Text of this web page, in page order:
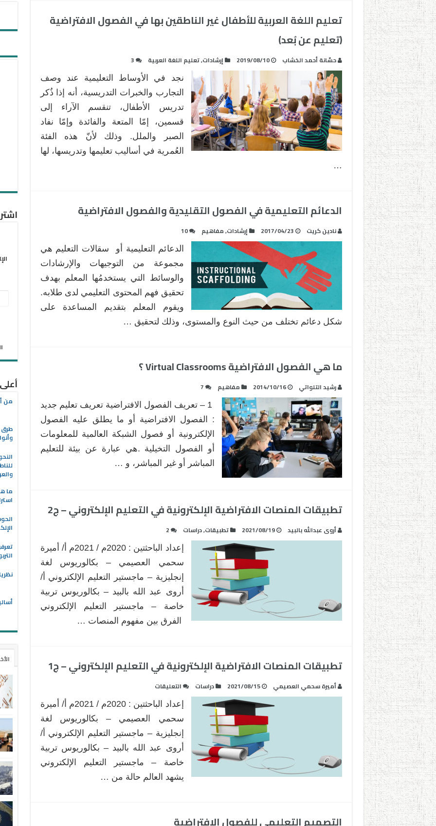
تعليم اللغة العربية للأطفال غير الناطقين بها في الفصول الافتراضية
(تعليم عن بُعد)
حسّانة أحمد الخشاب 2019/08/10 إرشادات,تعليم اللغة العربية 3
نجد في الأوساط التعليمية عند وصف
التجارب والخبرات التدريسية، أنه إذا ذُكر
تدريس الأطفال، تنقسم الآراء إلى
قسمين، إمّا المتعة والفائدة وإمّا نفاد
الصبر والملل. وذلك لأنّ هذه الفئة
العُمرية في أساليب تعليمها وتدريسها، لها
…
الدعائم التعليمية في الفصول التقليدية والفصول الافتراضية
نادين كريت 2017/04/23 إرشادات,مفاهيم 10
الدعائم التعليمية أو سقالات التعليم هي
مجموعة من التوجيهات والإرشادات
والوسائط التي يستخدمُها المعلم بهدف
تحقيق فهم المحتوى التعليمي لدى طلابه.
ويقوم المعلم بتقديم المساعدة على
شكل دعائم تختلف من حيث النوع والمستوى، وذلك لتحقيق …
ما هي الفصول الافتراضية Virtual Classrooms ؟
رشيد التلواتي 2014/10/16 مفاهيم 7
1 – تعريف الفصول الافتراضية تعريف تعليم جديد
: الفصول الافتراضية أو ما يطلق عليه الفصول
الإلكترونية أو فصول الشبكة العالمية للمعلومات
أو الفصول التخيلية .هي عبارة عن بيئة للتعليم
المباشر أو غير المباشر، و …
تطبيقات المنصات الافتراضية الإلكترونية في التعليم الإلكتروني – ج2
أروى عبدالله بالبيد 2021/08/19 تطبيقات,دراسات 2
إعداد الباحثتين : 2020م / 2021م أ/ أميرة
سحمي العصيمي – بكالوريوس لغة
إنجليزية – ماجستير التعليم الإلكتروني أ/
أروى عبد الله بالبيد – بكالوريوس تربية
خاصة – ماجستير التعليم الإلكتروني
الفرق بين مفهوم المنصات …
تطبيقات المنصات الافتراضية الإلكترونية في التعليم الإلكتروني – ج1
أميرة سحمي العصيمي 2021/08/15 دراسات التعليقات
المنصات
الافتراضية
الإلكترونية
التعليم
الإلكتروني
–
إعداد الباحثتين : 2020م / 2021م أ/ أميرة
سحمي العصيمي – بكالوريوس لغة
إنجليزية – ماجستير التعليم الإلكتروني أ/
أروى عبد الله بالبيد – بكالوريوس تربية
خاصة – ماجستير التعليم الإلكتروني
يشهد العالم حالة من …
التصميم التعليمي للفصول الافتراضية
من
طرق
ما